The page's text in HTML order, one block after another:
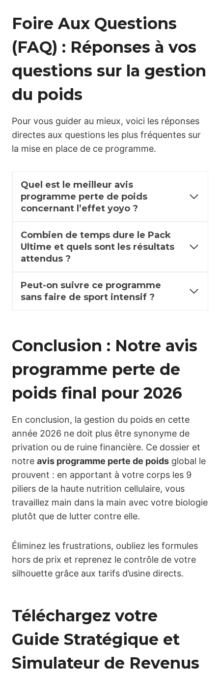
Foire Aux Questions
(FAQ) : Réponses à vos
questions sur la gestion
du poids
Pour vous guider au mieux, voici les réponses
directes aux questions les plus fréquentes sur
la mise en place de ce programme.
Quel est le meilleur avis
programme perte de poids
concernant l’effet yoyo ?
Combien de temps dure le Pack
Ultime et quels sont les résultats
attendus ?
Peut-on suivre ce programme
sans faire de sport intensif ?
Conclusion : Notre avis
programme perte de
poids final pour 2026
En conclusion, la gestion du poids en cette
année 2026 ne doit plus être synonyme de
privation ou de ruine financière. Ce dossier et
notre avis programme perte de poids global le
prouvent : en apportant à votre corps les 9
piliers de la haute nutrition cellulaire, vous
travaillez main dans la main avec votre biologie
plutôt que de lutter contre elle.
Éliminez les frustrations, oubliez les formules
hors de prix et reprenez le contrôle de votre
silhouette grâce aux tarifs d’usine directs.
Téléchargez votre
Guide Stratégique et
Simulateur de Revenus